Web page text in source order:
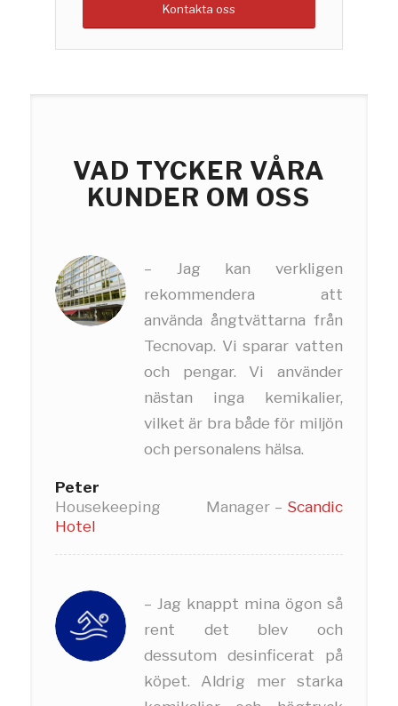
Kontakta oss
VAD TYCKER VÅRA
KUNDER OM OSS
– Jag kan verkligen
rekommendera att
använda ångtvättarna från
Tecnovap. Vi sparar vatten
och pengar. Vi använder
nästan inga kemikalier,
vilket är bra både för miljön
och personalens hälsa.
Peter
Housekeeping Manager – Scandic
Hotel
– Jag knappt mina ögon så
rent det blev och
dessutom desinficerat på
köpet. Aldrig mer starka